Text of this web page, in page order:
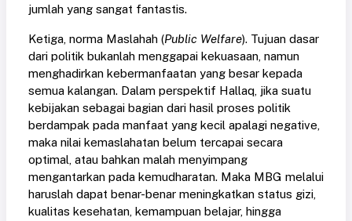
jumlah yang sangat fantastis.
Ketiga, norma Maslahah (Public Welfare). Tujuan dasar
dari politik bukanlah menggapai kekuasaan, namun
menghadirkan kebermanfaatan yang besar kepada
semua kalangan. Dalam perspektif Hallaq, jika suatu
kebijakan sebagai bagian dari hasil proses politik
berdampak pada manfaat yang kecil apalagi negative,
maka nilai kemaslahatan belum tercapai secara
optimal, atau bahkan malah menyimpang
mengantarkan pada kemudharatan. Maka MBG melalui
haruslah dapat benar-benar meningkatkan status gizi,
kualitas kesehatan, kemampuan belajar, hingga